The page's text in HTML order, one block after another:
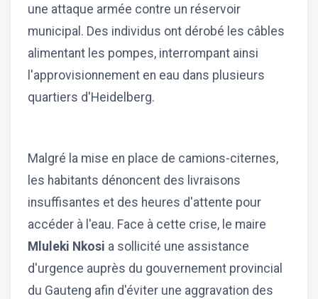
une attaque armée contre un réservoir
municipal. Des individus ont dérobé les câbles
alimentant les pompes, interrompant ainsi
l'approvisionnement en eau dans plusieurs
quartiers d'Heidelberg.
Malgré la mise en place de camions-citernes,
les habitants dénoncent des livraisons
insuffisantes et des heures d'attente pour
accéder à l'eau. Face à cette crise, le maire
Mluleki Nkosi a sollicité une assistance
d'urgence auprès du gouvernement provincial
du Gauteng afin d'éviter une aggravation des